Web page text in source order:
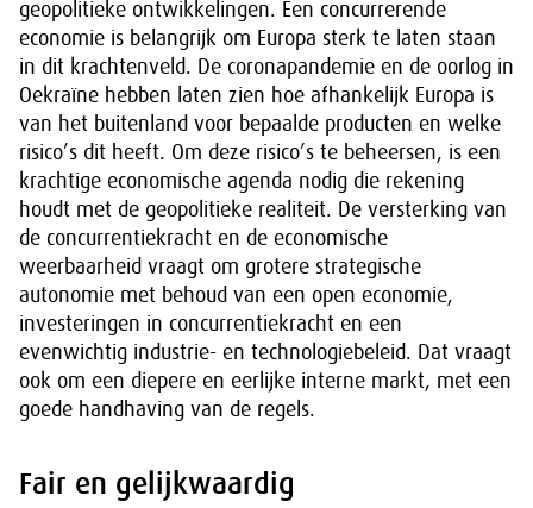
geopolitieke ontwikkelingen. Een concurrerende
economie is belangrijk om Europa sterk te laten staan
in dit krachtenveld. De coronapandemie en de oorlog in
Oekraïne hebben laten zien hoe afhankelijk Europa is
van het buitenland voor bepaalde producten en welke
risico’s dit heeft. Om deze risico’s te beheersen, is een
krachtige economische agenda nodig die rekening
houdt met de geopolitieke realiteit. De versterking van
de concurrentiekracht en de economische
weerbaarheid vraagt om grotere strategische
autonomie met behoud van een open economie,
investeringen in concurrentiekracht en een
evenwichtig industrie- en technologiebeleid. Dat vraagt
ook om een diepere en eerlijke interne markt, met een
goede handhaving van de regels.
Fair en gelijkwaardig